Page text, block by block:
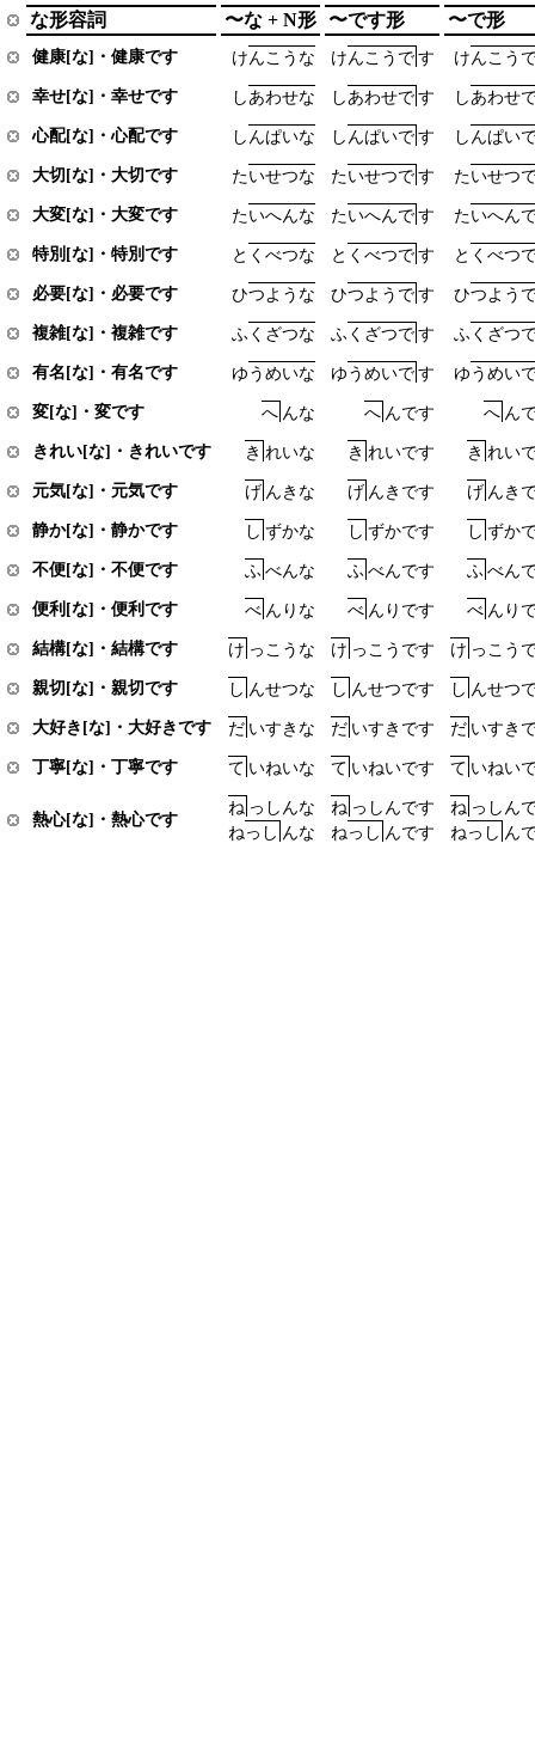
な形容詞 〜な + N形 〜です形 〜で形
健康[な]・健康です けんこ う な けんこ う です けんこ う
幸せ[な]・幸せです しあわせな しあわせです しあわせ
心配[な]・心配です し んぱいな し んぱいです し んぱい
大切[な]・大切です たいせつな たいせつです たいせつ
大変[な]・大変です たいへんな たいへんです たいへん
特別[な]・特別です と く べつな と く べつです と く べつ
必要[な]・必要です ひつよ う な ひつよ う です ひつよ う
複雑[な]・複雑です ふ く ざつな ふ く ざつです ふ く ざつ
有名[な]・有名です ゆうめいな ゆうめいです ゆうめい
変[な]・変です へ んな へ んです へ ん
きれい[な]・きれいです き れいな き れいです き れい
元気[な]・元気です げ んき な げ んき です げ んき
静か[な]・静かです し ずかな し ずかです し ずか
不便[な]・不便です ふ べんな ふ べんです ふ べん
便利[な]・便利です べ ん り な べ ん り です べ ん り
結構[な]・結構です け っ こ う な け っ こ う です け っ こ う
親切[な]・親切です し んせつな し んせつです し んせつ
大好き[な]・大好きです だ いすき な だ いすき です だ いすき
丁寧[な]・丁寧です て いねいな て いねいです て いねい
熱心[な]・熱心です
ね っ し んな
ねっ し んな
ね っ し んです
ねっ し んです
ね っ し ん
ねっ し ん